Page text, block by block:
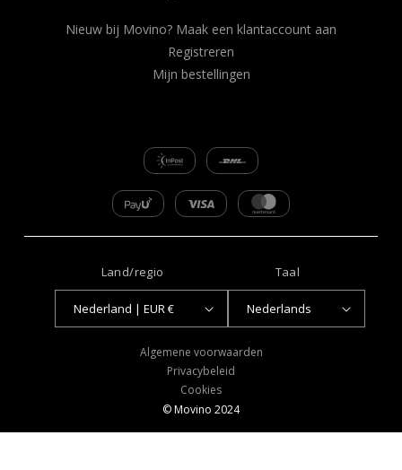
Nieuw bij Movino? Maak een klantaccount aan
Registreren
Mijn bestellingen
Land/regio
Nederland | EUR €
Taal
Nederlands
Betaalmethoden
Algemene voorwaarden
Privacybeleid
Cookies
© Movino 2024